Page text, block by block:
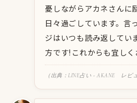
憂しながらアカネさんに
日々過ごしています。言
ジはいつも読み返してい
方です!これからも宜しく
（出典：LINE占い - AKANE レビ